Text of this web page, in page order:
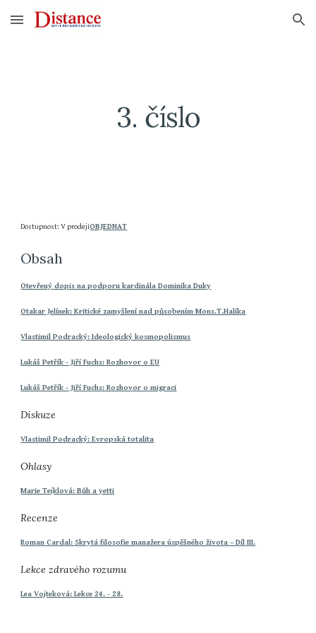
Skip to main content Skip to navigation
3. číslo
Dostupnost: V prodejiOBJEDNAT
Obsah
Otevřený dopis na podporu kardinála Dominika Duky
Otakar Jelínek: Kritické zamyšlení nad působením Mons.T.Halíka
Vlastimil Podracký: Ideologický kosmopolismus
Lukáš Petřík - Jiří Fuchs: Rozhovor o EU
Lukáš Petřík - Jiří Fuchs: Rozhovor o migraci
Diskuze
Vlastimil Podracký: Evropská totalita
Ohlasy
Marie Tejklová: Bůh a yetti
Recenze
Roman Cardal: Skrytá filosofie manažera úspěšného života – Díl III.
Lekce zdravého rozumu
Lea Vojteková: Lekce 24. - 28.